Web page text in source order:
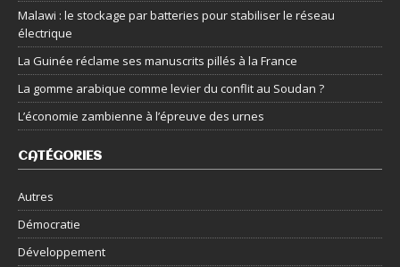
Malawi : le stockage par batteries pour stabiliser le réseau
électrique
La Guinée réclame ses manuscrits pillés à la France
La gomme arabique comme levier du conflit au Soudan ?
L’économie zambienne à l’épreuve des urnes
CATÉGORIES
Autres
Démocratie
Développement